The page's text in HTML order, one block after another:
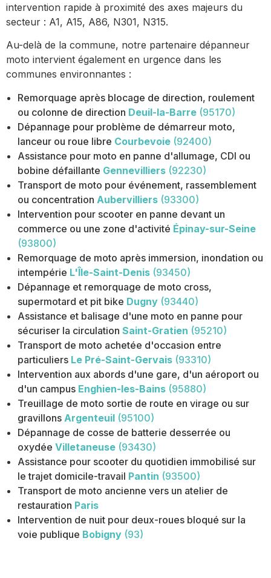
intervention rapide à proximité des axes majeurs du
secteur : A1, A15, A86, N301, N315.
Au-delà de la commune, notre partenaire dépanneur
moto intervient également en urgence dans les
communes environnantes :
Remorquage après blocage de direction, roulement
ou colonne de direction Deuil-la-Barre (95170)
Dépannage pour problème de démarreur moto,
lanceur ou roue libre Courbevoie (92400)
Assistance pour moto en panne d'allumage, CDI ou
bobine défaillante Gennevilliers (92230)
Transport de moto pour événement, rassemblement
ou concentration Aubervilliers (93300)
Intervention pour scooter en panne devant un
commerce ou une zone d'activité Épinay-sur-Seine
(93800)
Remorquage de moto après immersion, inondation ou
intempérie L'Île-Saint-Denis (93450)
Dépannage et remorquage de moto cross,
supermotard et pit bike Dugny (93440)
Assistance et balisage d'une moto en panne pour
sécuriser la circulation Saint-Gratien (95210)
Transport de moto achetée d'occasion entre
particuliers Le Pré-Saint-Gervais (93310)
Intervention aux abords d'une gare, d'un aéroport ou
d'un campus Enghien-les-Bains (95880)
Treuillage de moto sortie de route en virage ou sur
gravillons Argenteuil (95100)
Dépannage de cosse de batterie desserrée ou
oxydée Villetaneuse (93430)
Assistance pour scooter du quotidien immobilisé sur
le trajet domicile-travail Pantin (93500)
Transport de moto ancienne vers un atelier de
restauration Paris
Intervention de nuit pour deux-roues bloqué sur la
voie publique Bobigny (93)